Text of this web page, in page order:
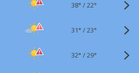
38° /22°
31° /23°
32° /29°